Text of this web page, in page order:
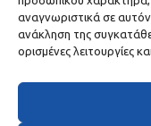
αναγνωριστικά σε
ανάκληση της
ορισμένες λειτουργίες